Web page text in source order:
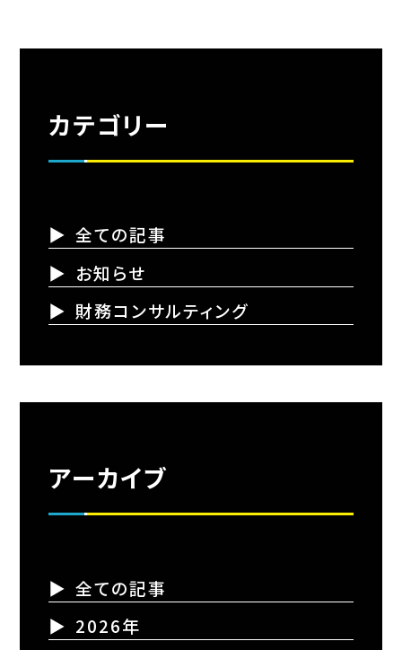
カテゴリー
全ての記事
お知らせ
財務コンサルティング
アーカイブ
全ての記事
2026年